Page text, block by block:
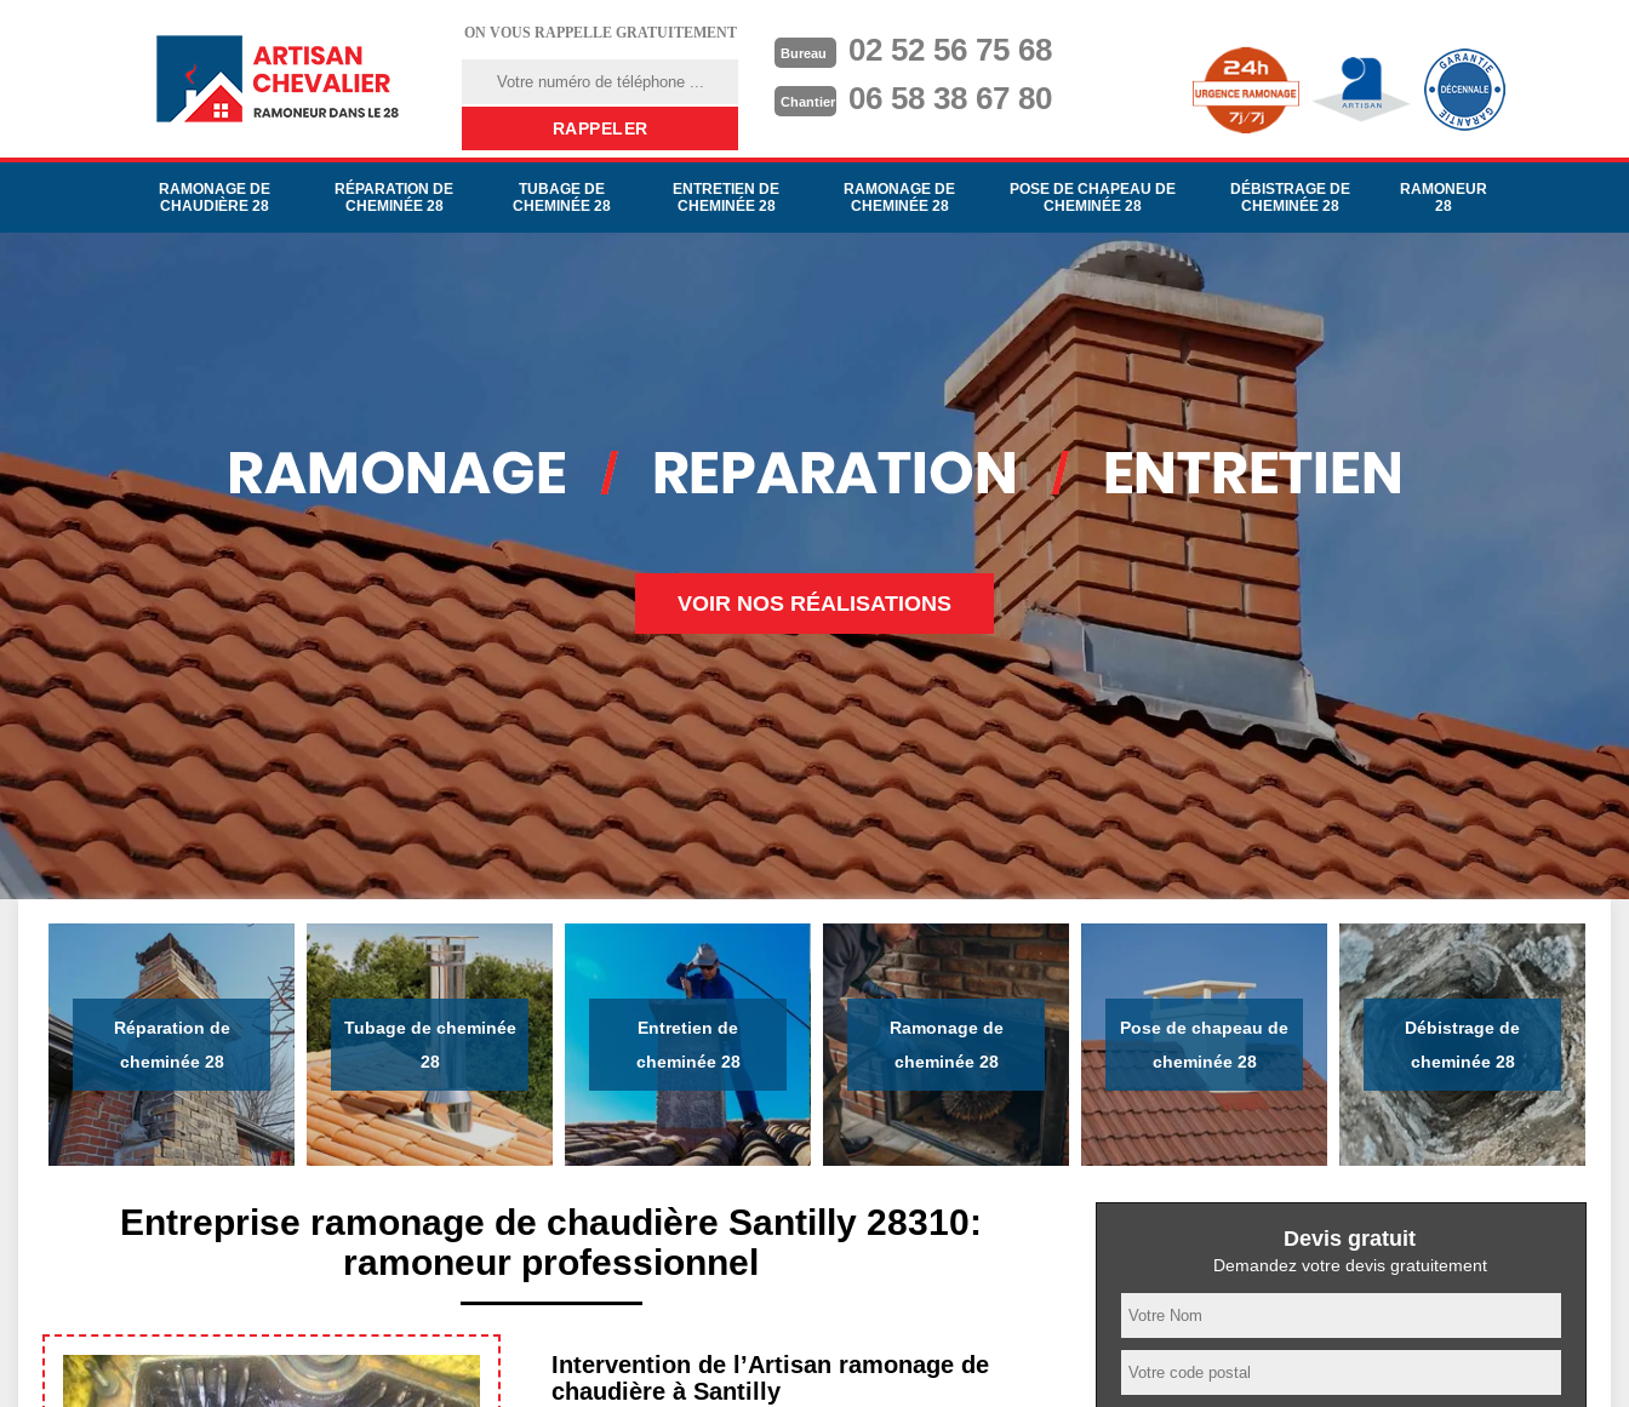
ON VOUS RAPPELLE GRATUITEMENT
Bureau 02 52 56 75 68
Chantier 06 58 38 67 80
RAMONAGE DE
CHAUDIÈRE 28
RÉPARATION DE
CHEMINÉE 28
TUBAGE DE
CHEMINÉE 28
ENTRETIEN DE
CHEMINÉE 28
RAMONAGE DE
CHEMINÉE 28
POSE DE CHAPEAU DE
CHEMINÉE 28
DÉBISTRAGE DE
CHEMINÉE 28
RAMONEUR
28
VOIR NOS RÉALISATIONS
Réparation de
cheminée 28
Tubage de cheminée
28
Entretien de
cheminée 28
Ramonage de
cheminée 28
Pose de chapeau de
cheminée 28
Débistrage de
cheminée 28
Entreprise ramonage de chaudière Santilly 28310:
ramoneur professionnel
Intervention de l’Artisan ramonage de
chaudière à Santilly
Devis gratuit
Demandez votre devis gratuitement